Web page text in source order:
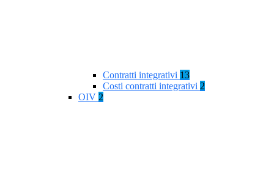
Contratti integrativi 13
Costi contratti integrativi 2
OIV 2